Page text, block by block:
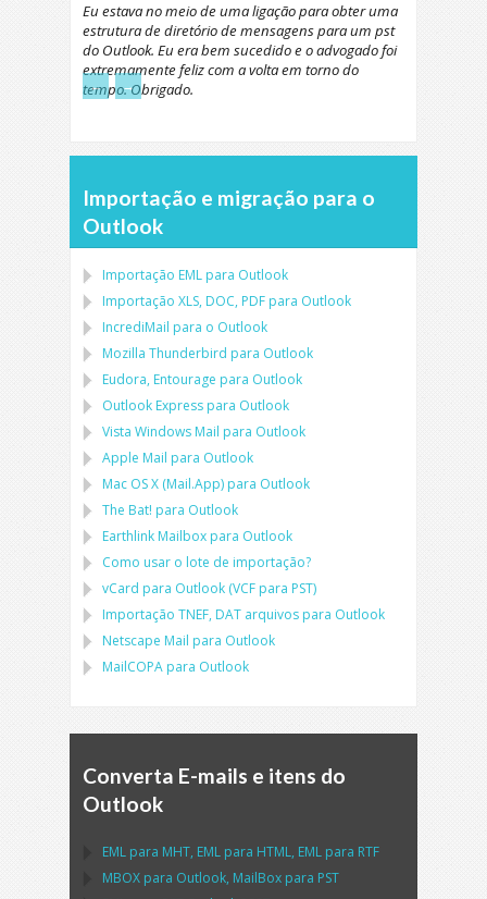
Eu estava no meio de uma ligação para obter uma
estrutura de diretório de mensagens para um pst
do Outlook. Eu era bem sucedido e o advogado foi
extremamente feliz com a volta em torno do
tempo. Obrigado.
← →
Importação e migração para o
Outlook
Importação EML para Outlook
Importação XLS, DOC, PDF para Outlook
IncrediMail para o Outlook
Mozilla Thunderbird para Outlook
Eudora, Entourage para Outlook
Outlook Express para Outlook
Vista Windows Mail para Outlook
Apple Mail para Outlook
Mac OS X (Mail.App) para Outlook
The Bat! para Outlook
Earthlink Mailbox para Outlook
Como usar o lote de importação?
vCard para Outlook (VCF para PST)
Importação TNEF, DAT arquivos para Outlook
Netscape Mail para Outlook
MailCOPA para Outlook
Converta E-mails e itens do
Outlook
EML para MHT, EML para HTML, EML para RTF
MBOX para Outlook, MailBox para PST